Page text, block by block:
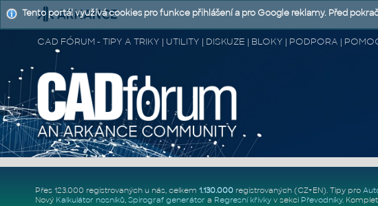
CAD FÓRUM - TIPY A TRIKY | UTILITY | DISKUZE | BLOKY | PODPORA |
Přes 123.000 registrovaných u nás, celkem 1.130.000registrovaných (CZ+EN). Tipy pro
Nový Kalkulátor nosníků, Spirograf generátor a Regresní křivkyv sekci Převodníky.
Tento portál využívá cookies pro funkce přihlášení a pro Google reklamy. Před